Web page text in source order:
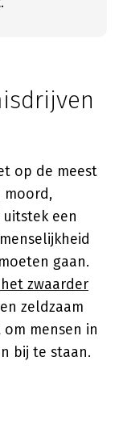
op de meest
moord,
een
gaan.
zwaarder
zeldzaam
mensen in
bij te staan.